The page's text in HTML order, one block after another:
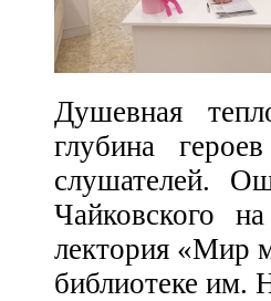
Душевная
глубина
слушателей.
Чайковского
лектория «Мир
библиотеке им.